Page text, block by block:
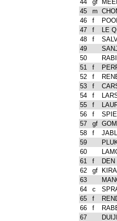
44 gf
45
m
46
f
47
f
LE
48
f
49
50
51
f
52
f
53
f
54
f
55
f
56
f
57
gf
58
f
59
60
61
f
62
gf
63
64
c
65
f
66
f
67